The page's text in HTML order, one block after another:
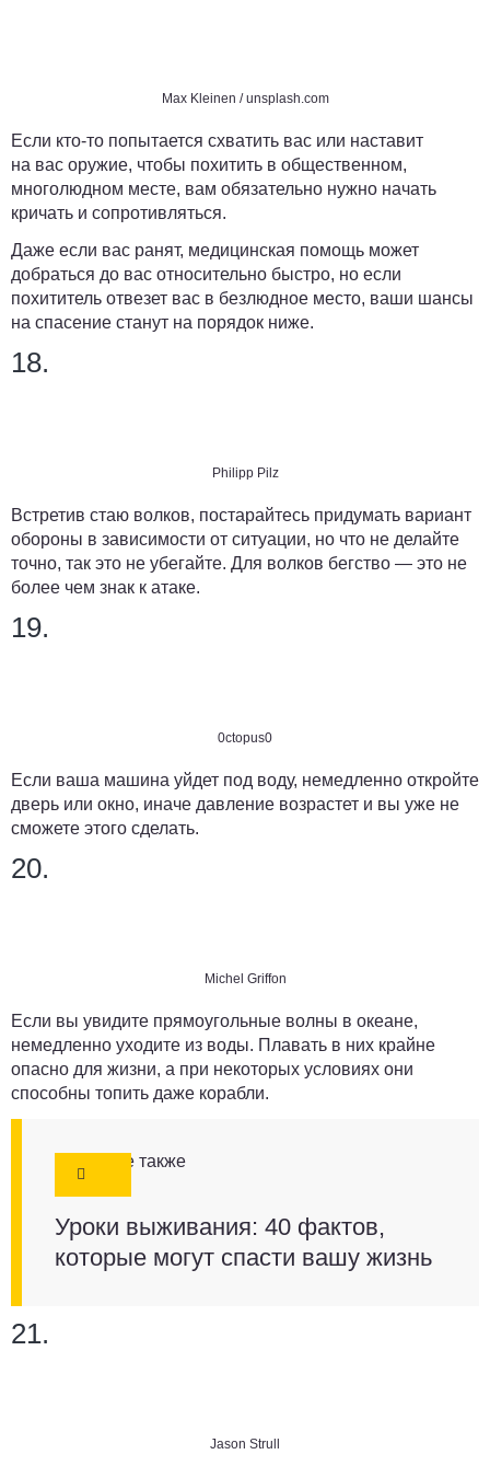
Max Kleinen / unsplash.com
Если кто-то попытается схватить вас или наставит
на вас оружие, чтобы похитить в общественном,
многолюдном месте, вам обязательно нужно начать
кричать и сопротивляться.
Даже если вас ранят, медицинская помощь может
добраться до вас относительно быстро, но если
похититель отвезет вас в безлюдное место, ваши шансы
на спасение станут на порядок ниже.
18.
Philipp Pilz
Встретив стаю волков, постарайтесь придумать вариант
обороны в зависимости от ситуации, но что не делайте
точно, так это не убегайте. Для волков бегство — это не
более чем знак к атаке.
19.
0ctopus0
Если ваша машина уйдет под воду, немедленно откройте
дверь или окно, иначе давление возрастет и вы уже не
сможете этого сделать.
20.
Michel Griffon
Если вы увидите прямоугольные волны в океане,
немедленно уходите из воды. Плавать в них крайне
опасно для жизни, а при некоторых условиях они
способны топить даже корабли.
Смотрите также
Уроки выживания: 40 фактов,
которые могут спасти вашу жизнь
21.
Jason Strull